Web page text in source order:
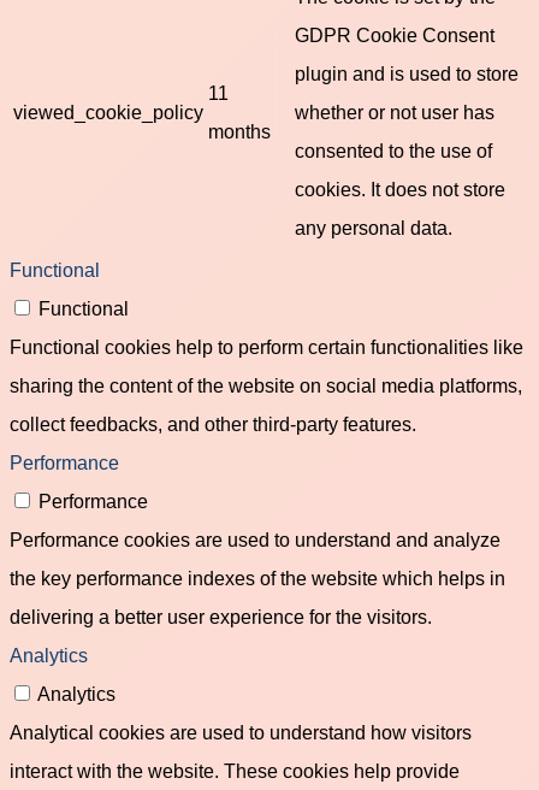
viewed_cookie_policy
11
months
GDPR Cookie Consent
plugin and is used to store
whether or not user has
consented to the use of
cookies. It does not store
any personal data.
Functional
Functional
Functional cookies help to perform certain functionalities like
sharing the content of the website on social media platforms,
collect feedbacks, and other third-party features.
Performance
Performance
Performance cookies are used to understand and analyze
the key performance indexes of the website which helps in
delivering a better user experience for the visitors.
Analytics
Analytics
Analytical cookies are used to understand how visitors
interact with the website. These cookies help provide